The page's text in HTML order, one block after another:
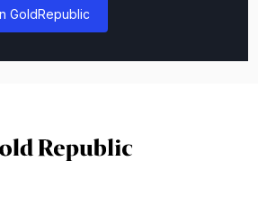
GoldRepublic